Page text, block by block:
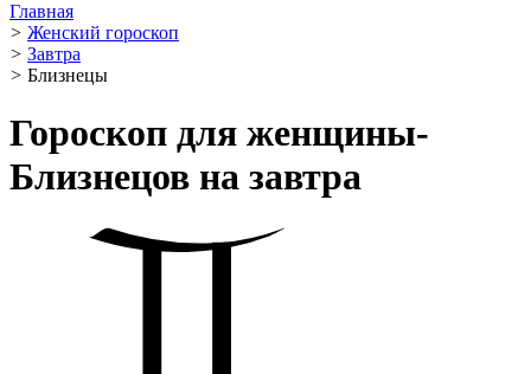
Главная
> Женский гороскоп
> Завтра
> Близнецы ️
Гороскоп для женщины-
Близнецов на завтра